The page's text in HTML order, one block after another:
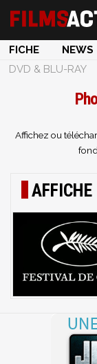
FICHE NEWS
DVD & BLU-RAY
Affichez ou
AFFICHE